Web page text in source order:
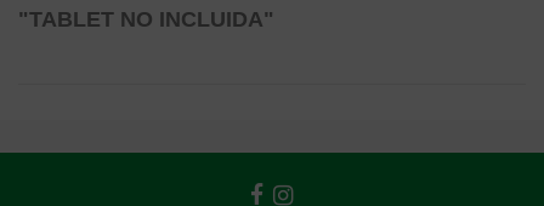
"TABLET NO INCLUIDA"